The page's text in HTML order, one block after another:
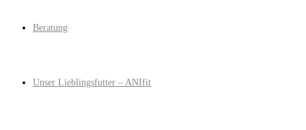
Beratung
Unser Lieblingsfutter – ANIfit